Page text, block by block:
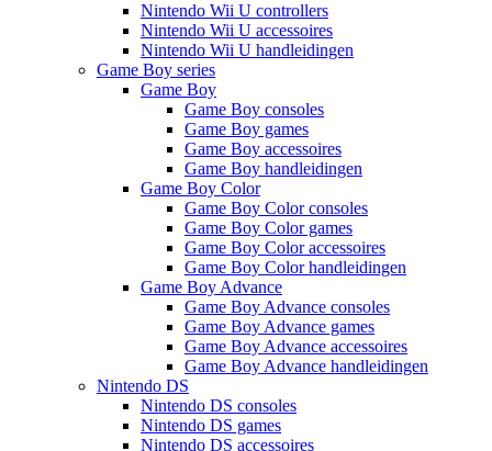
Nintendo Wii U controllers
Nintendo Wii U accessoires
Nintendo Wii U handleidingen
Game Boy series
Game Boy
Game Boy consoles
Game Boy games
Game Boy accessoires
Game Boy handleidingen
Game Boy Color
Game Boy Color consoles
Game Boy Color games
Game Boy Color accessoires
Game Boy Color handleidingen
Game Boy Advance
Game Boy Advance consoles
Game Boy Advance games
Game Boy Advance accessoires
Game Boy Advance handleidingen
Nintendo DS
Nintendo DS consoles
Nintendo DS games
Nintendo DS accessoires